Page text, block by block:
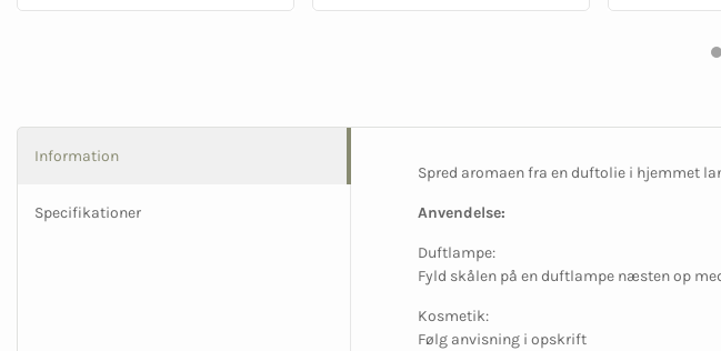
Information
Specifikationer
Spred aromaen fra en duftolie i hjemmet
Anvendelse:
Duftlampe:
Fyld skålen på en duftlampe næsten op
Kosmetik:
Følg anvisning i opskrift